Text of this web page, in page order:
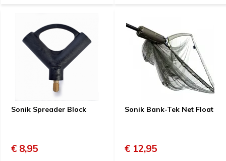
Sonik Spreader Block
€ 8,95
Sonik Bank-Tek Net Float
€ 12,95